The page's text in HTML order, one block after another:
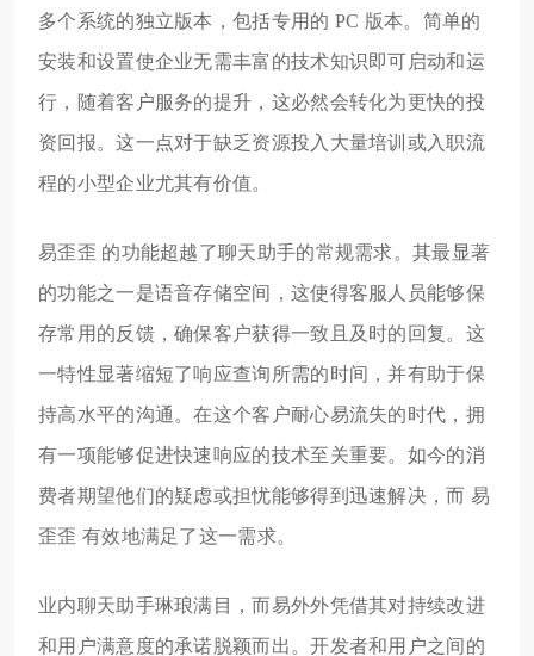
多个系统的独立版本，包括专用的 PC 版本。简单的
安装和设置使企业无需丰富的技术知识即可启动和运
行，随着客户服务的提升，这必然会转化为更快的投
资回报。这一点对于缺乏资源投入大量培训或入职流
程的小型企业尤其有价值。
易歪歪 的功能超越了聊天助手的常规需求。其最显著
的功能之一是语音存储空间，这使得客服人员能够保
存常用的反馈，确保客户获得一致且及时的回复。这
一特性显著缩短了响应查询所需的时间，并有助于保
持高水平的沟通。在这个客户耐心易流失的时代，拥
有一项能够促进快速响应的技术至关重要。如今的消
费者期望他们的疑虑或担忧能够得到迅速解决，而 易
歪歪 有效地满足了这一需求。
业内聊天助手琳琅满目，而易外外凭借其对持续改进
和用户满意度的承诺脱颖而出。开发者和用户之间的